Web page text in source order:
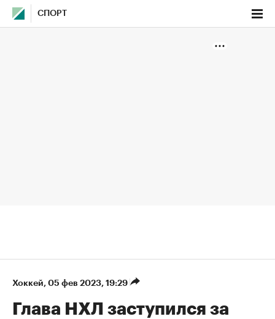
СПОРТ
Хоккей⁠, 05 фев 2023, 19:29
Глава НХЛ заступился за